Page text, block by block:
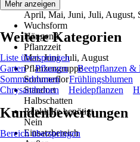
Blütezeit
April, Mai, Juni, Juli, August,
Wuchsform
Hängend
Pflanzzeit
Mai, Juni, Juli, August
Pflanzengruppe
Sommerflor
Standort
Halbschatten
Rankhilfe benötigt
Nein
Einsatzbereich
Mehr anzeigen
Weitere Kategorien
Liste überspringen
Garten
Pflanzen
Beetpflanzen &
Sommerblumen
Frühlingsblumen
Chrysanthemen
Heidepflanzen
Kundenbewertungen
Bereich überspringen